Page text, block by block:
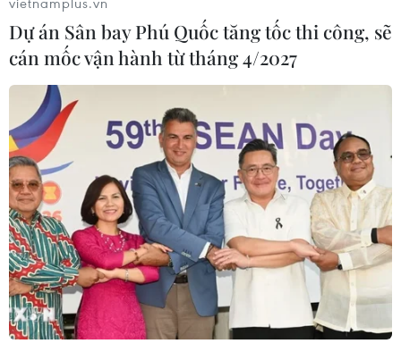
TIN CÙNG CHUYÊN MỤC
Thị trường chứng khoán: Sức ép từ
"vùng trũng" thông tin sau một nhịp
phục hồi
Dự án Sân bay Phú Quốc tăng tốc thi công, sẽ
cán mốc vận hành từ tháng 4/2027